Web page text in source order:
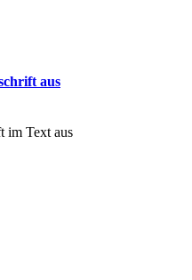
aus
im Text aus